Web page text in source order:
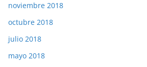
noviembre 2018
octubre 2018
julio 2018
mayo 2018